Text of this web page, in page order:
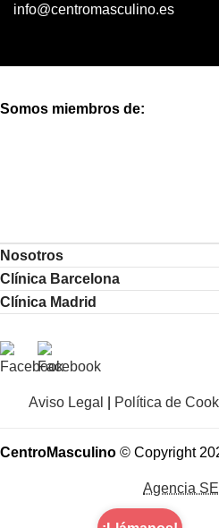
info@centromasculino.es
Somos miembros de:
Nosotros
Clínica Barcelona
Clínica Madrid
Aviso Legal Política de
CentroMasculino © Copyright
Agencia